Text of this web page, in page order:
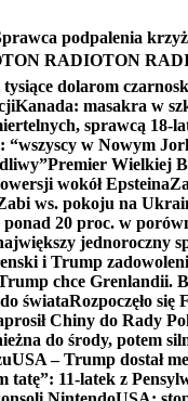
podpalenia
RADIOTON
tysiące dolarom
Kanada: masakra w
sprawcą 18-
“wszyscy w Nowym
Premier Wielkiej
wokół Epsteina
ws. pokoju na
ponad 20 proc. w
jednoroczny
i Trump
chce Grenlandii.
świataRozpoczęło się
Chiny do Rady
do środy, potem
USA – Trump dostał
tatę”: 11-latek z